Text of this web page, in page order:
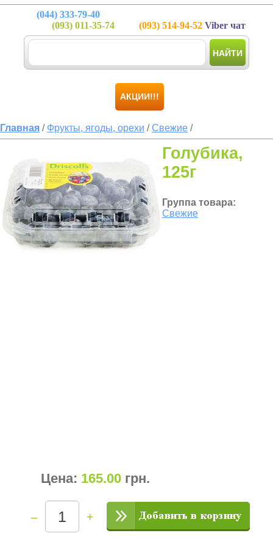
(044) 333-79-40
(093) 011-35-74 (093) 514-94-52 Viber чат
НАЙТИ
АКЦИИ!!!
Главная / Фрукты, ягоды, орехи /Свежие /
Голубика,
125г
Группа товара:
Свежие
Цена: 165.00 грн.
– +